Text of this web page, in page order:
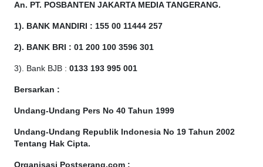
An. PT. POSBANTEN JAKARTA MEDIA TANGERANG.
1). BANK MANDIRI : 155 00 11444 257
2). BANK BRI : 01 200 100 3596 301
3). Bank BJB : 0133 193 995 001
Bersarkan :
Undang-Undang Pers No 40 Tahun 1999
Undang-Undang Republik Indonesia No 19 Tahun 2002
Tentang Hak Cipta.
Organisasi Postserang.com :